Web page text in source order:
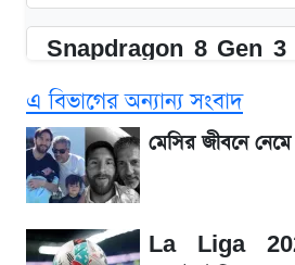
Snapdragon 8 Gen 3
SSC Result 2026: যে ৩
ফল
১৮০ দিনের মূল্যায়ন শেষে
এ বিভাগের অন্যান্য সংবাদ
মেসির জীবনে
La Liga